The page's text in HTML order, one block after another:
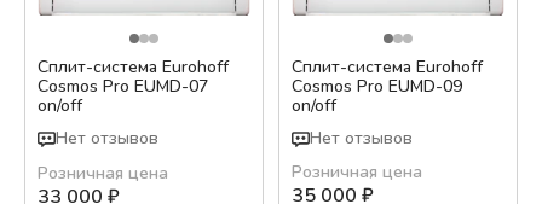
Сплит-система Eurohoff
Cosmos Pro EUMD-07
on/off
Нет отзывов
Розничная цена
33 000 ₽
Сплит-система Eurohoff
Cosmos Pro EUMD-09
on/off
Нет отзывов
Розничная цена
35 000 ₽